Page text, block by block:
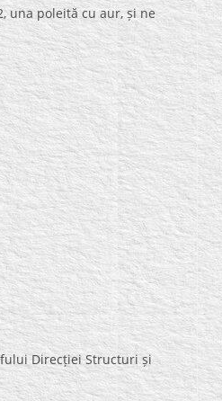
una poleită cu aur, și ne
Direcției Structuri și